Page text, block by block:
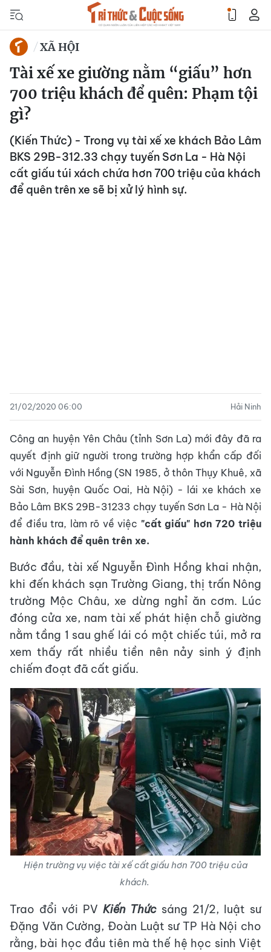
XÃ HỘI
Tài xế xe giường nằm “giấu” hơn
700 triệu khách để quên: Phạm tội
gì?
(Kiến Thức) - Trong vụ tài xế xe khách Bảo Lâm
BKS 29B-312.33 chạy tuyến Sơn La - Hà Nội
cất giấu túi xách chứa hơn 700 triệu của khách
để quên trên xe sẽ bị xử lý hình sự.
21/02/2020 06:00 Hải Ninh
Công an huyện Yên Châu (tỉnh Sơn La) mới đây đã ra
quyết định giữ người trong trường hợp khẩn cấp đối
với Nguyễn Đình Hồng (SN 1985, ở thôn Thụy Khuê, xã
Sài Sơn, huyện Quốc Oai, Hà Nội) - lái xe khách xe
Bảo Lâm BKS 29B-31233 chạy tuyến Sơn La - Hà Nội
để điều tra, làm rõ về việc "cất giấu" hơn 720 triệu
hành khách để quên trên xe.
Bước đầu, tài xế Nguyễn Đình Hồng khai nhận,
khi đến khách sạn Trường Giang, thị trấn Nông
trường Mộc Châu, xe dừng nghỉ ăn cơm. Lúc
đóng cửa xe, nam tài xế phát hiện chỗ giường
nằm tầng 1 sau ghế lái có một chiếc túi, mở ra
xem thấy rất nhiều tiền nên nảy sinh ý định
chiếm đoạt đã cất giấu.
Hiện trường vụ việc tài xế cất giấu hơn 700 triệu của
khách.
Trao đổi với PV Kiến Thức sáng 21/2, luật sư
Đặng Văn Cường, Đoàn Luật sư TP Hà Nội cho
rằng, bài học đầu tiên mà thế hệ học sinh Việt